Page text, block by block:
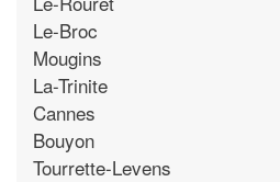
Le-Broc
Mougins
La-Trinite
Cannes
Bouyon
Tourrette-Levens